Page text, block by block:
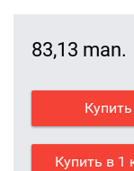
83,13 man.
Купить
Купить в 1